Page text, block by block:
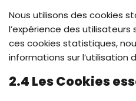
Nous utilisons des cookies
l’expérience des
ces cookies statistiques,
informations sur l’utilisation
2.4 Les Cookies